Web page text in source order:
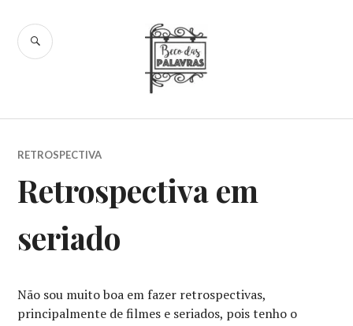
content
Beco das
Palavras
SEARCH
RETROSPECTIVA
Retrospectiva em
seriado
Não sou muito boa em fazer retrospectivas,
principalmente de filmes e seriados, pois tenho o